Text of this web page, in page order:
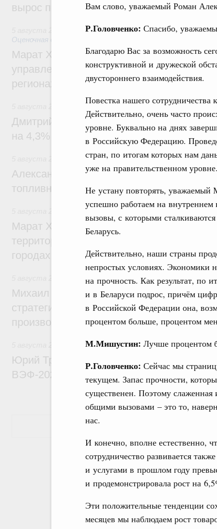
Вам слово, уважаемый Роман
Р.Головченко: Спасибо,
Благодарю Вас за возможность
конструктивной и дружеской
двустороннего взаимодействия.
Повестка нашего
Действительно, очень часто
уровне. Буквально на днях
в Российскую Федерацию.
стран, по итогам которых нам
уже на правительственном
Не устану повторять,
успешно работаем на
вызовы, с которыми
Беларусь.
Действительно, наши страны
непростых условиях. Экономики
на прочность. Как результат, по
и в Беларуси подрос, причём
в Российской Федерации она,
процентом больше, процентом
М.Мишустин: Лучше процентом
Р.Головченко: Сейчас мы
текущем. Запас прочности,
существенен. Поэтому слаженная
общими вызовами – это то,
нас.
И конечно, вполне естественно,
сотрудничество развивается
и услугами в прошлом году
и продемонстрировала рост на
Эти положительные тенденции
месяцев мы наблюдаем рост
вырос почти на треть
Земельные отношения. Кадастровая
Оценочная деятельность
Марат Хуснуллин: По решению
управление «ДОМ.РФ» перейдёт более
регионах
Внутренний и въездной туризм
Дмитрий Чернышенко: Внутренний
на 4,3%, въездной – на 20,1%
Оборот бензина и дизельного топлива
Александр Новак провёл совещание по
топливном рынке
Жилищная политика, рынок жилья
Марат Хуснуллин: Первые проекты
территорий в Донбассе и Новороссии
городах ДНР
Вопросы производительности труда и
Михаил Мишустин дал поручения по
стратегической сессии, посвящённой
производительности труда
Общие вопросы развития ДФО
Юрий Трутнев: Опубликована
ВЭФ-2026